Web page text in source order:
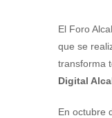
El Foro
que se
transforma
Digital
En octubre